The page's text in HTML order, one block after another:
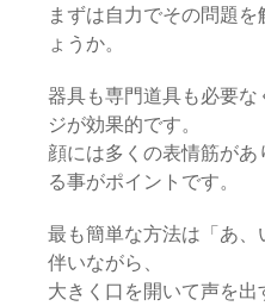
まずは自力でその問題
ょうか。
器具も専門道具も必要
ジが効果的です。
顔には多くの表情筋が
る事がポイントです。
最も簡単な方法は「あ
伴いながら、
大きく口を開いて声を出